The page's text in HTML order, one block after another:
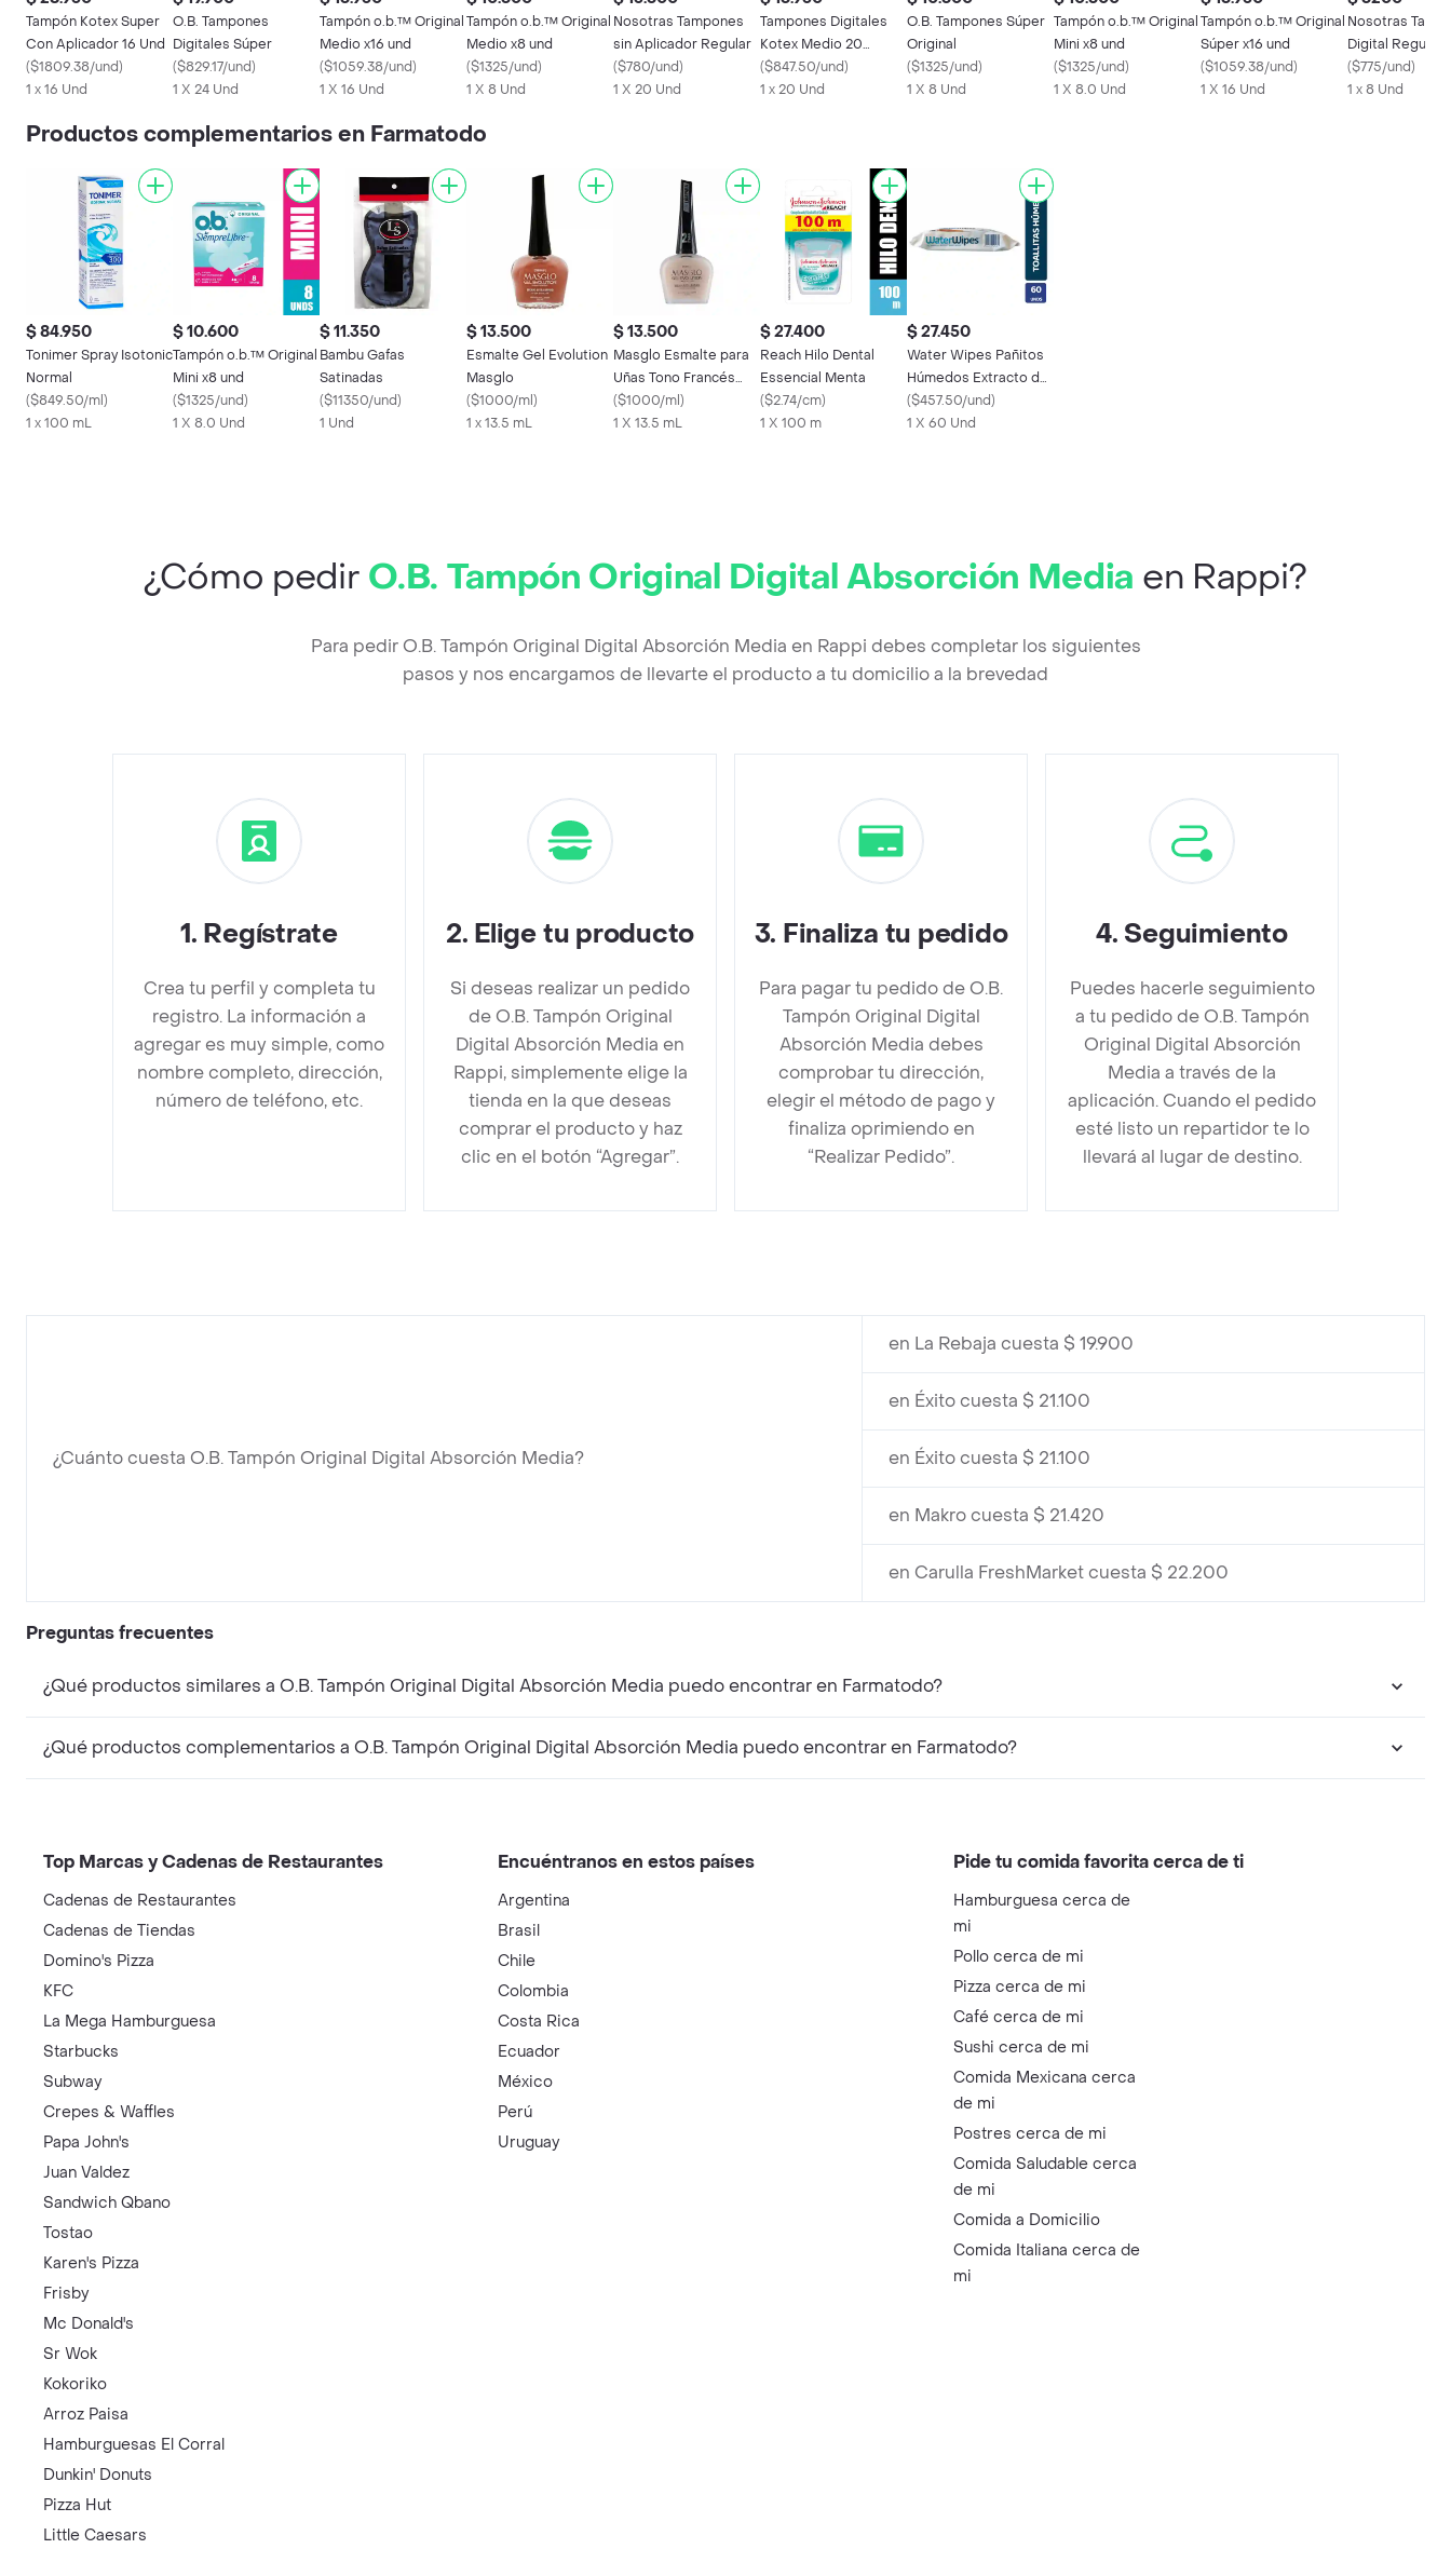
Tampón Kotex Super
Con Aplicador 16 Und
($1809.38/und)
1 x 16 Und
O.B. Tampones
Digitales Súper
($829.17/und)
1 X 24 Und
Tampón o.b.™ Original
Medio x16 und
($1059.38/und)
1 X 16 Und
Tampón o.b.™ Original
Medio x8 und
($1325/und)
1 X 8 Und
Nosotras Tampones
sin Aplicador Regular
($780/und)
1 X 20 Und
Tampones Digitales
Kotex Medio 20
Unidades
($847.50/und)
1 x 20 Und
O.B. Tampones Súper
Original
($1325/und)
1 X 8 Und
Tampón o.b.™ Original
Mini x8 und
($1325/und)
1 X 8.0 Und
Tampón o.b.™ Original
Súper x16 und
($1059.38/und)
1 X 16 Und
Nosotras
Digital Regular
($775/und)
1 x 8 Und
Productos complementarios en Farmatodo
$ 84.950
Tonimer Spray Isotonic
Normal
($849.50/ml)
1 x 100 mL
$ 10.600
Tampón o.b.™ Original
Mini x8 und
($1325/und)
1 X 8.0 Und
$ 11.350
Bambu Gafas
Satinadas
($11350/und)
1 Und
$ 13.500
Esmalte Gel Evolution
Masglo
($1000/ml)
1 x 13.5 mL
$ 13.500
Masglo Esmalte para
Uñas Tono Francés
Gel Evolution
($1000/ml)
1 X 13.5 mL
$ 27.400
Reach Hilo Dental
Essencial Menta
($2.74/cm)
1 X 100 m
$ 27.450
Water Wipes Pañitos
Húmedos Extracto de
Fruta
($457.50/und)
1 X 60 Und
¿Cómo pedir O.B. Tampón Original Digital Absorción Media en Rappi?
Para pedir O.B. Tampón Original Digital Absorción Media en Rappi debes completar los siguientes
pasos y nos encargamos de llevarte el producto a tu domicilio a la brevedad
1. Regístrate
Crea tu perfil y completa tu
registro. La información a
agregar es muy simple, como
nombre completo, dirección,
número de teléfono, etc.
2. Elige tu producto
Si deseas realizar un pedido
de O.B. Tampón Original
Digital Absorción Media en
Rappi, simplemente elige la
tienda en la que deseas
comprar el producto y haz
clic en el botón “Agregar”.
3. Finaliza tu pedido
Para pagar tu pedido de O.B.
Tampón Original Digital
Absorción Media debes
comprobar tu dirección,
elegir el método de pago y
finaliza oprimiendo en
“Realizar Pedido”.
4. Seguimiento
Puedes hacerle seguimiento
a tu pedido de O.B. Tampón
Original Digital Absorción
Media a través de la
aplicación. Cuando el pedido
esté listo un repartidor te lo
llevará al lugar de destino.
¿Cuánto cuesta O.B. Tampón Original Digital Absorción Media?
en La Rebaja cuesta $ 19.900
en Éxito cuesta $ 21.100
en Éxito cuesta $ 21.100
en Makro cuesta $ 21.420
en Carulla FreshMarket cuesta $ 22.200
Preguntas frecuentes
¿Qué productos similares a O.B. Tampón Original Digital Absorción Media puedo encontrar en Farmatodo?
¿Qué productos complementarios a O.B. Tampón Original Digital Absorción Media puedo encontrar en Farmatodo?
Top Marcas y Cadenas de Restaurantes
Cadenas de Restaurantes
Cadenas de Tiendas
Domino's Pizza
KFC
La Mega Hamburguesa
Starbucks
Subway
Crepes & Waffles
Papa John's
Juan Valdez
Sandwich Qbano
Tostao
Karen's Pizza
Frisby
Mc Donald's
Sr Wok
Kokoriko
Arroz Paisa
Hamburguesas El Corral
Dunkin' Donuts
Pizza Hut
Little Caesars
Encuéntranos en estos países
Argentina
Brasil
Chile
Colombia
Costa Rica
Ecuador
México
Perú
Uruguay
Pide tu comida favorita cerca de ti
Hamburguesa cerca de
mi
Pollo cerca de mi
Pizza cerca de mi
Café cerca de mi
Sushi cerca de mi
Comida Mexicana cerca
de mi
Postres cerca de mi
Comida Saludable cerca
de mi
Comida a Domicilio
Comida Italiana cerca de
mi